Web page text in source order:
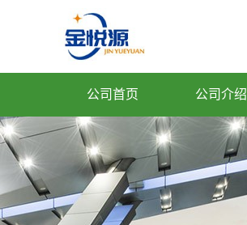
公司首页 公司介绍